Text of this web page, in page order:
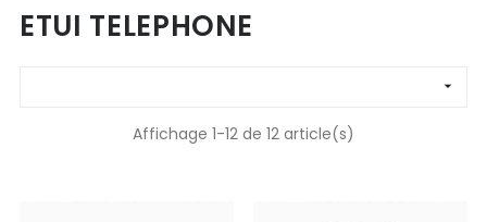
ETUI TELEPHONE

Affichage 1-12 de 12 article(s)